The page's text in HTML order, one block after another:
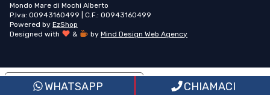
Mondo Mare di Mochi Alberto
P.Iva: 00943160499 | C.F.: 00943160499
Powered by EzShop
Designed with
& by Mind Design Web Agency
WHATSAPP CHIAMACI
Informativa sulla raccolta